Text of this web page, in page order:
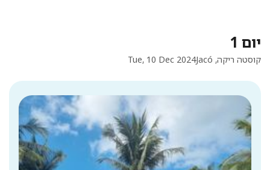
יום 1
Tue, 10 Dec 2024 קוסטה ריקה, Jacó